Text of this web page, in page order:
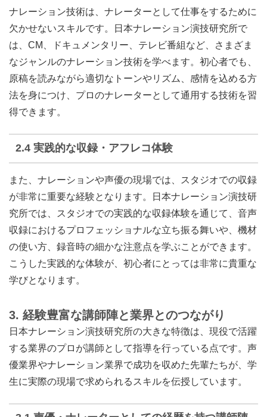
ナレーション技術は、ナレーターとして仕事をするために
欠かせないスキルです。日本ナレーション演技研究所で
は、CM、ドキュメンタリー、テレビ番組など、さまざま
なジャンルのナレーション技術を学べます。初心者でも、
原稿を読みながら適切なトーンやリズム、感情を込める方
法を身につけ、プロのナレーターとして通用する技術を習
得できます。
2.4 実践的な収録・アフレコ体験
また、ナレーションや声優の現場では、スタジオでの収録
が非常に重要な経験となります。日本ナレーション演技研
究所では、スタジオでの実践的な収録体験を通じて、音声
収録におけるプロフェッショナルな立ち振る舞いや、機材
の使い方、録音時の細かな注意点を学ぶことができます。
こうした実践的な体験が、初心者にとっては非常に貴重な
学びとなります。
3. 経験豊富な講師陣と業界とのつながり
日本ナレーション演技研究所の大きな特徴は、現役で活躍
する業界のプロが講師として指導を行っている点です。声
優業界やナレーション業界で成功を収めた先輩たちが、学
生に実際の現場で求められるスキルを伝授しています。